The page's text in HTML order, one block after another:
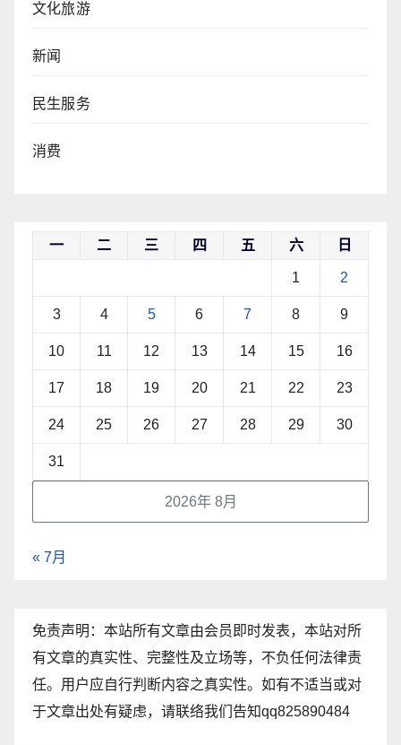
文化旅游
新闻
民生服务
消费
2026年 8月
一 二 三 四 五 六 日
1 2
3 4 5 6 7 8 9
10 11 12 13 14 15 16
17 18 19 20 21 22 23
24 25 26 27 28 29 30
31
« 7月
免责声明：本站所有文章由会员即时发表，本站对所
有文章的真实性、完整性及立场等，不负任何法律责
任。用户应自行判断内容之真实性。如有不适当或对
于文章出处有疑虑，请联络我们告知qq825890484